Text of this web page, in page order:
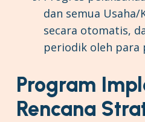
dan semua
secara otomatis,
periodik oleh para
Program
Rencana